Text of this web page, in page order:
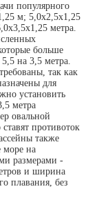
популярного
м; 5,0х2,5х1,25
метра.
больше
на 3,5 метра.
так как
для
установить
метра
овальной
противоток
также
море на
размерами -
и ширина
плавания, без